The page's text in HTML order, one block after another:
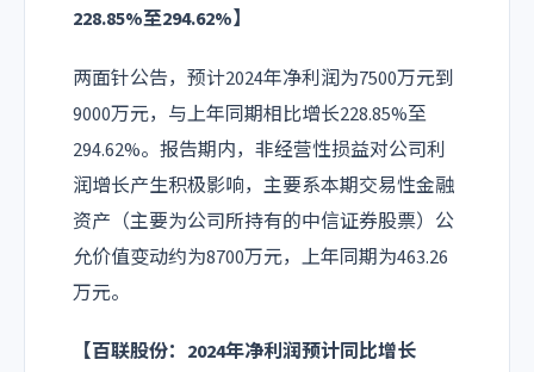
228.85%至294.62%】
两面针公告，预计2024年净利润为7500万元到
9000万元，与上年同期相比增长228.85%至
294.62%。报告期内，非经营性损益对公司利
润增长产生积极影响，主要系本期交易性金融
资产（主要为公司所持有的中信证券股票）公
允价值变动约为8700万元，上年同期为463.26
万元。
【百联股份：2024年净利润预计同比增长